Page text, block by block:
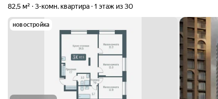
82,5 м²
3-комн. квартира 1 этаж из 30
новостройка